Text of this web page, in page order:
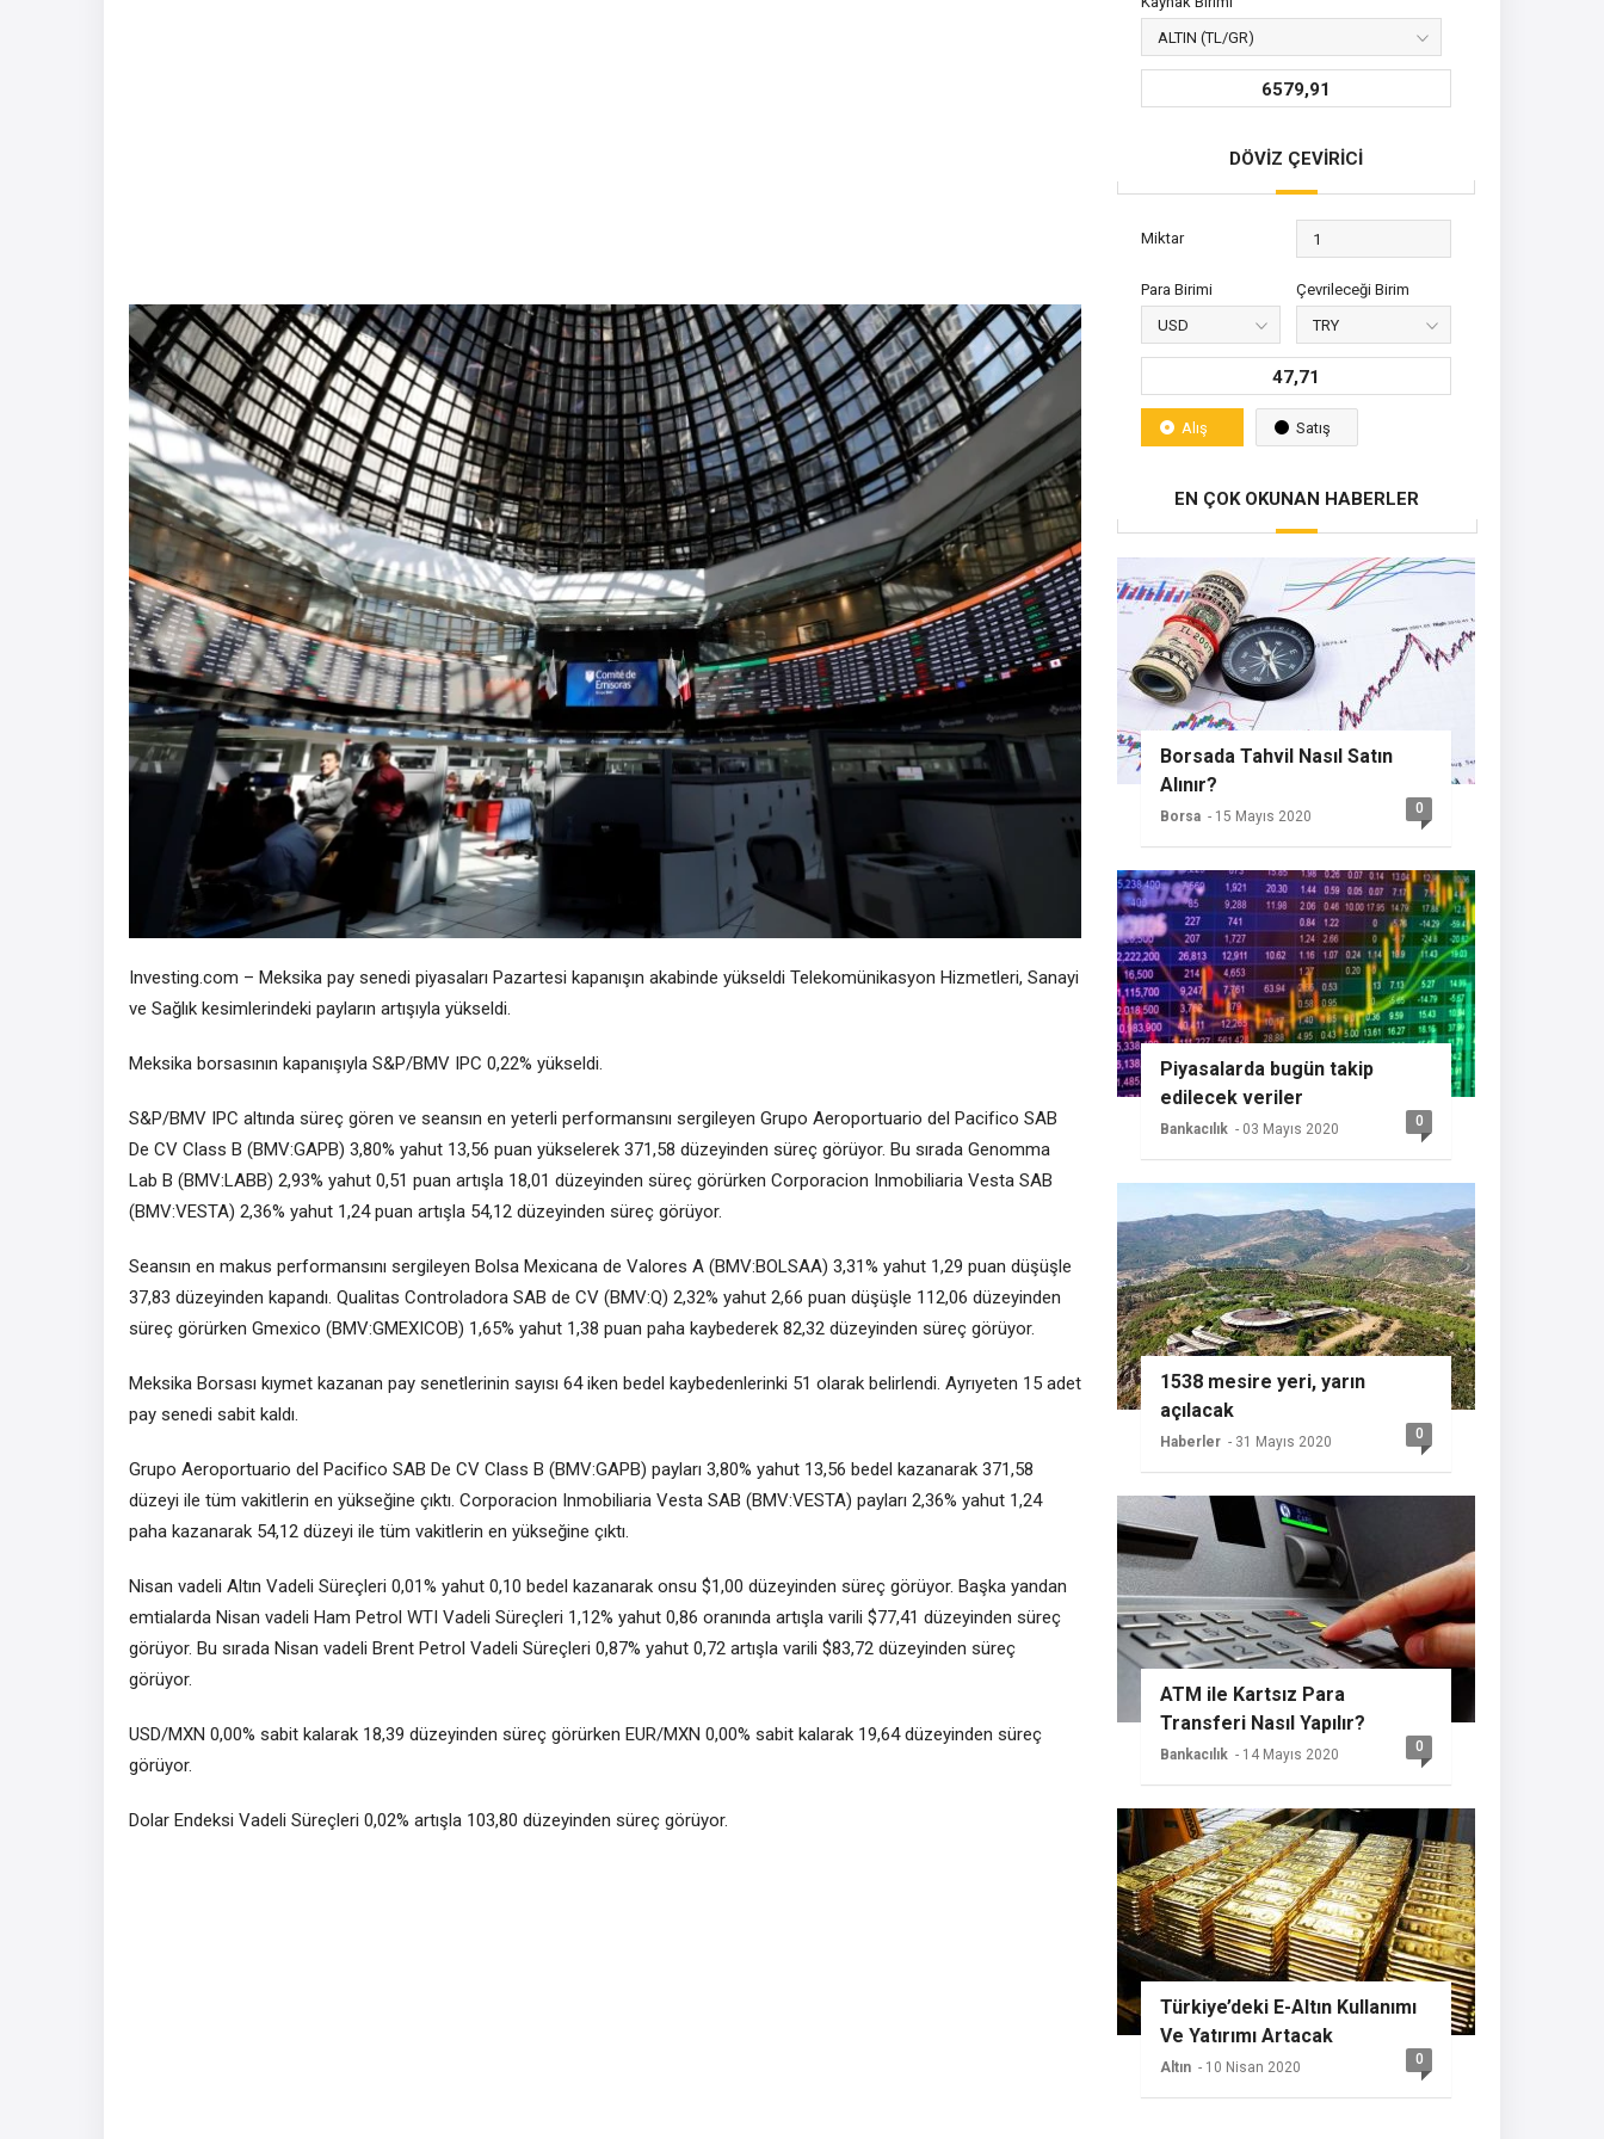
Investing.com – Meksika pay senedi piyasaları Pazartesi kapanışın akabinde yükseldi Telekomünikasyon Hizmetleri, Sanayi
ve Sağlık kesimlerindeki payların artışıyla yükseldi.
Meksika borsasının kapanışıyla S&P/BMV IPC 0,22% yükseldi.
S&P/BMV IPC altında süreç gören ve seansın en yeterli performansını sergileyen Grupo Aeroportuario del Pacifico SAB
De CV Class B (BMV:GAPB) 3,80% yahut 13,56 puan yükselerek 371,58 düzeyinden süreç görüyor. Bu sırada Genomma
Lab B (BMV:LABB) 2,93% yahut 0,51 puan artışla 18,01 düzeyinden süreç görürken Corporacion Inmobiliaria Vesta SAB
(BMV:VESTA) 2,36% yahut 1,24 puan artışla 54,12 düzeyinden süreç görüyor.
Seansın en makus performansını sergileyen Bolsa Mexicana de Valores A (BMV:BOLSAA) 3,31% yahut 1,29 puan düşüşle
37,83 düzeyinden kapandı. Qualitas Controladora SAB de CV (BMV:Q) 2,32% yahut 2,66 puan düşüşle 112,06 düzeyinden
süreç görürken Gmexico (BMV:GMEXICOB) 1,65% yahut 1,38 puan paha kaybederek 82,32 düzeyinden süreç görüyor.
Meksika Borsası kıymet kazanan pay senetlerinin sayısı 64 iken bedel kaybedenlerinki 51 olarak belirlendi. Ayrıyeten 15 adet
pay senedi sabit kaldı.
Grupo Aeroportuario del Pacifico SAB De CV Class B (BMV:GAPB) payları 3,80% yahut 13,56 bedel kazanarak 371,58
düzeyi ile tüm vakitlerin en yükseğine çıktı. Corporacion Inmobiliaria Vesta SAB (BMV:VESTA) payları 2,36% yahut 1,24
paha kazanarak 54,12 düzeyi ile tüm vakitlerin en yükseğine çıktı.
Nisan vadeli Altın Vadeli Süreçleri 0,01% yahut 0,10 bedel kazanarak onsu $1,00 düzeyinden süreç görüyor. Başka yandan
emtialarda Nisan vadeli Ham Petrol WTI Vadeli Süreçleri 1,12% yahut 0,86 oranında artışla varili $77,41 düzeyinden süreç
görüyor. Bu sırada Nisan vadeli Brent Petrol Vadeli Süreçleri 0,87% yahut 0,72 artışla varili $83,72 düzeyinden süreç
görüyor.
USD/MXN 0,00% sabit kalarak 18,39 düzeyinden süreç görürken EUR/MXN 0,00% sabit kalarak 19,64 düzeyinden süreç
görüyor.
Dolar Endeksi Vadeli Süreçleri 0,02% artışla 103,80 düzeyinden süreç görüyor.
6579,91
DÖVİZ ÇEVİRİCİ
Miktar
Para Birimi Çevrileceği Birim
47,71
Alış Satış
EN ÇOK OKUNAN HABERLER
Borsada Tahvil Nasıl Satın
Alınır?
Borsa - 15 Mayıs 2020 0
Piyasalarda bugün takip
edilecek veriler
Bankacılık - 03 Mayıs 2020 0
1538 mesire yeri, yarın
açılacak
Haberler - 31 Mayıs 2020 0
ATM ile Kartsız Para
Transferi Nasıl Yapılır?
Bankacılık - 14 Mayıs 2020 0
Türkiye’deki E-Altın Kullanımı
Ve Yatırımı Artacak
Altın - 10 Nisan 2020 0